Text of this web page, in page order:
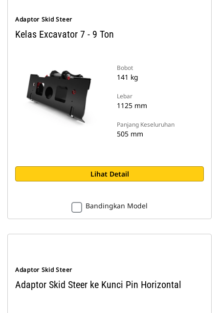
Adaptor Skid Steer
Kelas Excavator 7 - 9 Ton
Bobot
141 kg
Lebar
1125 mm
Panjang Keseluruhan
505 mm
Lihat Detail
Bandingkan Model
Adaptor Skid Steer
Adaptor Skid Steer ke Kunci Pin Horizontal